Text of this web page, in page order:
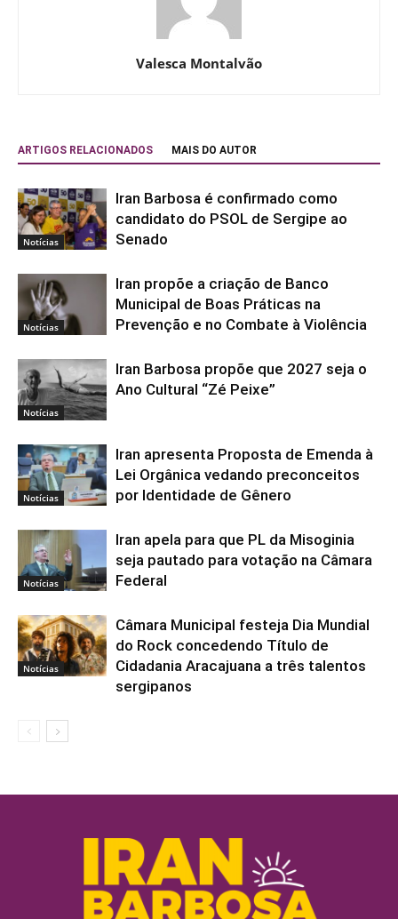
Valesca Montalvão
ARTIGOS RELACIONADOS MAIS DO AUTOR
Notícias
Iran Barbosa é confirmado como
candidato do PSOL de Sergipe ao
Senado
Notícias
Iran propõe a criação de Banco
Municipal de Boas Práticas na
Prevenção e no Combate à Violência
Notícias
Iran Barbosa propõe que 2027 seja o
Ano Cultural “Zé Peixe”
Notícias
Iran apresenta Proposta de Emenda à
Lei Orgânica vedando preconceitos
por Identidade de Gênero
Notícias
Iran apela para que PL da Misoginia
seja pautado para votação na Câmara
Federal
Notícias
Câmara Municipal festeja Dia Mundial
do Rock concedendo Título de
Cidadania Aracajuana a três talentos
sergipanos